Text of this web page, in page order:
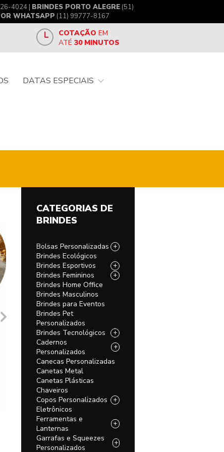
4024 | BRINDES PORTO ALEGRE(51)
WHATSAPP (11) 99777-8167
COTAÇÃO EM
ATÉ 30 MINUTOS
DATAS ESPECIAIS
CATEGORIAS DE
BRINDES
Bolsas Personalizadas +
Brindes Ecológicos
Brindes Esportivos
+
Brindes Femininos +
Brindes Home Office
Brindes Masculinos
Brindes para Eventos
Brindes Pet
Personalizados
Brindes Tecnológicos
+
Cadernos
Personalizados
+
Canecas Personalizadas
Canetas Metal
Canetas Plásticas
Chaveiros
Copos Personalizados
+
Eletrônicos
Ferramentas e
Lanternas
+
Garrafas e Squeezes
Personalizados
+